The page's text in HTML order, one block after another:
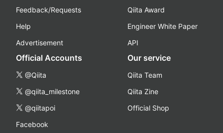
Feedback/Requests
Help
Advertisement
Qiita Award
Engineer White Paper
API
Official Accounts
@Qiita
@qiita_milestone
@qiitapoi
Facebook
Our service
Qiita Team
Qiita Zine
Official Shop